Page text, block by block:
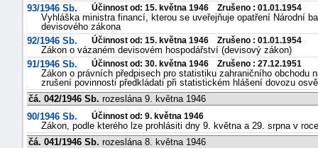
93/1946 Sb.
Účinnost od: 15. května 1946 Zrušeno : 01.01.1954
Vyhláška ministra financí, kterou se uveřejňuje opatření Národní
devisového zákona
92/1946 Sb.
Účinnost od: 15. května 1946 Zrušeno : 01.01.1954
Zákon o vázaném devisovém hospodářství (devisový zákon)
91/1946 Sb.
Účinnost od: 30. května 1946 Zrušeno : 27.12.1951
Zákon o právních předpisech pro statistiku zahraničního obchodu
zrušení povinnosti předkládati při statistickém hlášení dovozu
čá. 042/1946 Sb. rozeslána 9. května 1946
90/1946 Sb.
Účinnost od: 9. května 1946
Zákon, podle kterého lze prohlásiti dny 9. května a 29. srpna v
čá. 041/1946 Sb. rozeslána 8. května 1946